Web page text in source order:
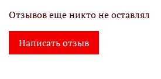
Отзывов еще никто не оставлял
Написать отзыв